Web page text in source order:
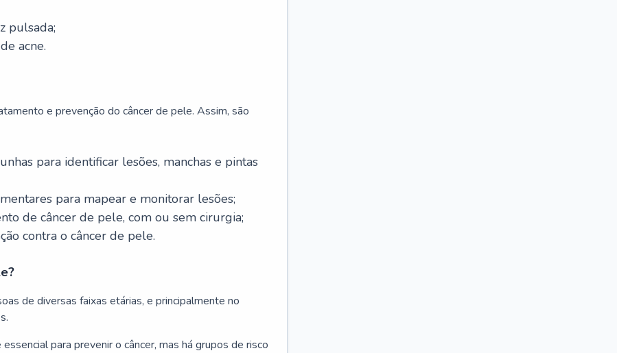
pulsada;
acne.
e prevenção do câncer de pele. Assim, são
para identificar lesões, manchas e pintas
para mapear e monitorar lesões;
de câncer de pele, com ou sem cirurgia;
contra o câncer de pele.
de diversas faixas etárias, e principalmente no
para prevenir o câncer, mas há grupos de risco